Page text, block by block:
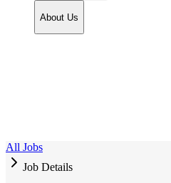
About Us
All Jobs
Job Details